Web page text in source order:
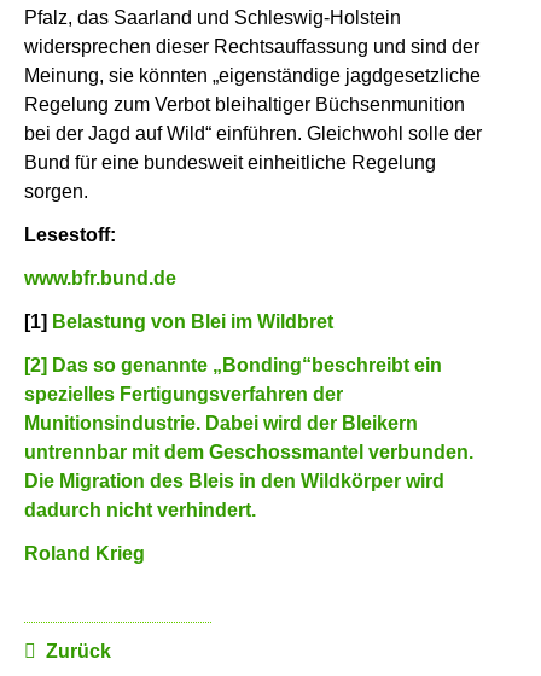
Pfalz, das Saarland und Schleswig-Holstein
widersprechen dieser Rechtsauffassung und sind der
Meinung, sie könnten „eigenständige jagdgesetzliche
Regelung zum Verbot bleihaltiger Büchsenmunition
bei der Jagd auf Wild“ einführen. Gleichwohl solle der
Bund für eine bundesweit einheitliche Regelung
sorgen.
Lesestoff:
www.bfr.bund.de
[1] Belastung von Blei im Wildbret
[2] Das so genannte „Bonding“beschreibt ein
spezielles Fertigungsverfahren der
Munitionsindustrie. Dabei wird der Bleikern
untrennbar mit dem Geschossmantel verbunden.
Die Migration des Bleis in den Wildkörper wird
dadurch nicht verhindert.
Roland Krieg
Zurück